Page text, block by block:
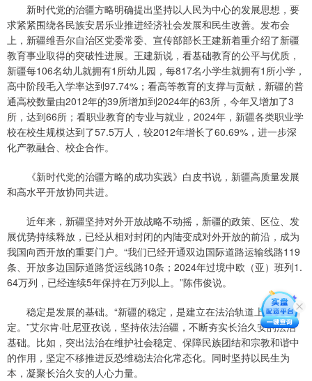
新时代党的治疆方略明确提出坚持以人民为中心的发展思想，要
求紧紧围绕各民族安居乐业推进经济社会发展和民生改善。发布会
上，新疆维吾尔自治区党委常委、宣传部部长王建新着重介绍了新疆
教育事业取得的突破性进展。王建新说，看基础教育的公平与优质，
新疆每106名幼儿就拥有1所幼儿园，每817名小学生就拥有1所小学，
高中阶段毛入学率达到97.74%；看高等教育的支撑与贡献，新疆的普
通高校数量由2012年的39所增加到2024年的63所，今年又增加了3
所，达到66所；看职业教育的专业与就业，2024年，新疆各类职业学
校在校生规模达到了57.5万人，较2012年增长了60.69%，进一步深
化产教融合、校企合作。
《新时代党的治疆方略的成功实践》白皮书说，新疆高质量发展
和高水平开放协同共进。
近年来，新疆坚持对外开放战略不动摇，新疆的政策、区位、发
展优势持续释放，已经从相对封闭的内陆变成对外开放的前沿，成为
我国向西开放的重要门户。“我们已经开通双边国际道路运输线路119
条、开放多边国际道路货运线路10条；2024年过境中欧（亚）班列1.
64万列，已经连续5年保持在万列以上。”陈伟俊说。
稳定是发展的基础。“新疆的稳定，是建立在法治轨道上的稳
定。”艾尔肯·吐尼亚孜说，坚持依法治疆，不断夯实长治久安的法治
基础。比如，突出法治在维护社会稳定、保障民族团结和宗教和谐中
的作用，坚定不移推进反恐维稳法治化常态化。同时坚持以民生为
本，凝聚长治久安的人心力量。